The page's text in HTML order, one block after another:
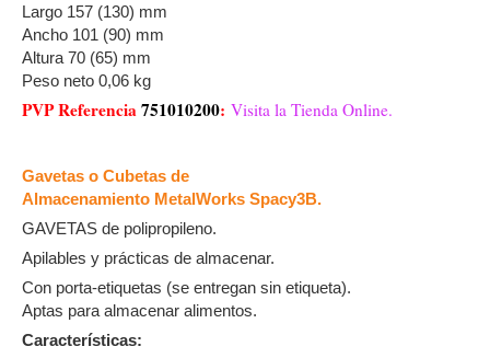
Largo 157 (130) mm
Ancho 101 (90) mm
Altura 70 (65) mm
Peso neto 0,06 kg
PVP Referencia751010200: Visita la Tienda Online.
Gavetas o Cubetas de
Almacenamiento MetalWorks Spacy3B.
GAVETAS de polipropileno.
Apilables y prácticas de almacenar.
Con porta-etiquetas (se entregan sin etiqueta).
Aptas para almacenar alimentos.
Características: